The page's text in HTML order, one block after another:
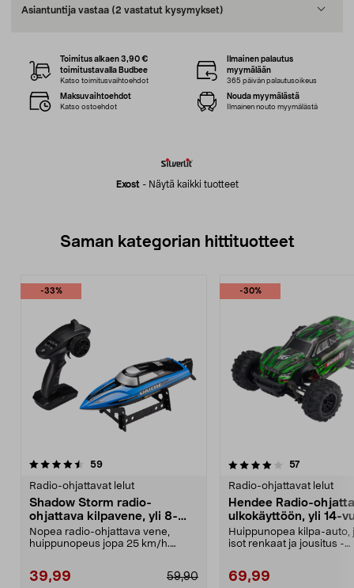
Asiantuntija vastaa (2 vastatut kysymykset)
Exost - Näytä kaikki tuotteet
Toimitus alkaen 3,90 €
toimitustavalla Budbee
Katso toimitusvaihtoehdot
Ilmainen palautus
myymälään
365 päivän palautusoikeus
Maksuvaihtoehdot
Katso ostoehdot
Nouda myymälästä
Ilmainen nouto myymälästä
Saman kategorian hittituotteet
-33%
59arvostelut
Radio-ohjattavat lelut
Shadow Storm radio-
ohjattava kilpavene, yli 8-
vuotiaille
Nopea radio-ohjattava vene,
huippunopeus jopa 25 km/h.
39,99 59,90
-30%
4.0 viidestä
57arvostelut
Radio-ohjattavat lelut
Hendee Radio-
ulkokäyttöön, yli 14-
Huippunopea kilpa-auto,
isot renkaat ja jousitus -
69,99
4.0 viidestä